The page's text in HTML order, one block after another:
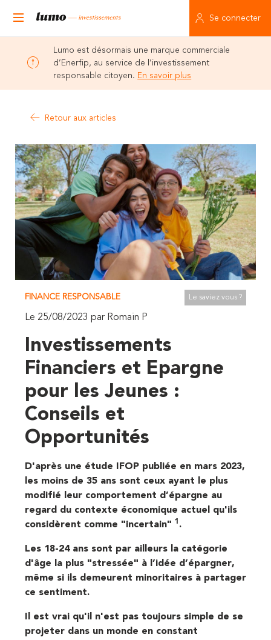
Se connecter
Lumo est désormais une marque commerciale
d’Enerfip, au service de l’investissement
responsable citoyen. En savoir plus
Retour aux articles
FINANCE RESPONSABLE Le saviez vous ?
Le 25/08/2023 par Romain P
Investissements
Financiers et Epargne
pour les Jeunes :
Conseils et
Opportunités
D'après une étude IFOP publiée en mars 2023,
les moins de 35 ans sont ceux ayant le plus
modifié leur comportement d’épargne au
regard du contexte économique actuel qu'ils
considèrent comme "incertain" 1 .
Les 18-24 ans sont par ailleurs la catégorie
d'âge la plus "stressée" à l’idée d’épargner,
même si ils demeurent minoritaires à partager
ce sentiment.
Il est vrai qu'il n'est pas toujours simple de se
projeter dans un monde en constant